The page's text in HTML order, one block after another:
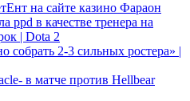
на сайте казино Фараон
ppd в качестве тренера на
| Dota 2
2-3 сильных ростера» |
в матче против Hellbear